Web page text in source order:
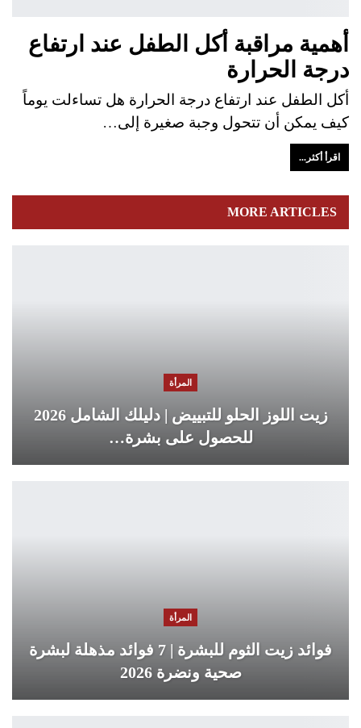
أهمية مراقبة أكل الطفل عند ارتفاع
درجة الحرارة
أكل الطفل عند ارتفاع درجة الحرارة هل تساءلت يوماً
كيف يمكن أن تتحول وجبة صغيرة إلى…
اقرأ أكثر...
MORE ARTICLES
المرأة
زيت اللوز الحلو للتبييض | دليلك الشامل 2026
للحصول على بشرة…
المرأة
فوائد زيت الثوم للبشرة | 7 فوائد مذهلة لبشرة
صحية ونضرة 2026